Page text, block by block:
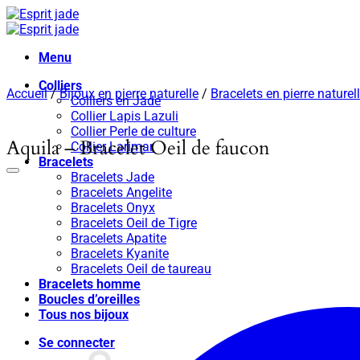
Passer
au
Menu
Colliers
Colliers en Jade
Collier Lapis Lazuli
Collier Perle de culture
Collier Larimar
Bracelets
Bracelets Jade
Bracelets Angelite
Bracelets Onyx
Bracelets Oeil de Tigre
Bracelets Apatite
Bracelets Kyanite
Bracelets Oeil de taureau
Bracelets homme
Boucles d’oreilles
Tous nos bijoux
Se connecter
Accueil / Bijoux en pierre naturelle / Bracelets en pierre
Aquila – Bracelet Oeil de faucon